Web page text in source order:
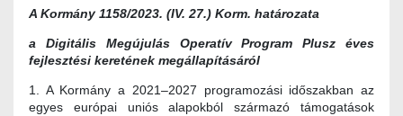
A Kormány 1158/2023. (IV. 27.) Korm. határozata
a Digitális Megújulás Operatív Program Plusz éves
fejlesztési keretének megállapításáról
1. A Kormány a 2021–2027 programozási időszakban az
egyes európai uniós alapokból származó támogatások